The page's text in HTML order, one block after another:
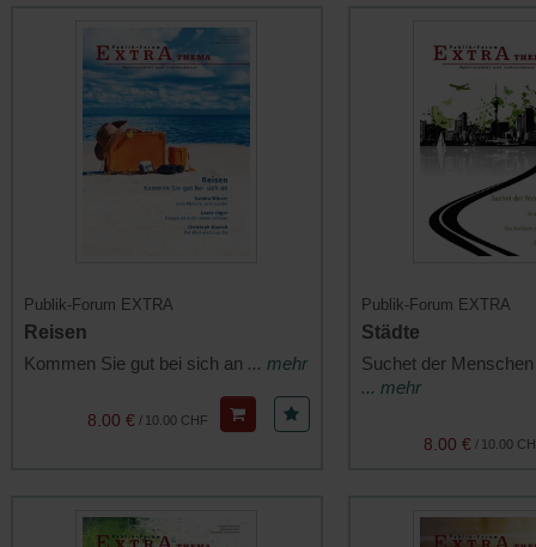
Publik-Forum EXTRA
Reisen
Kommen Sie gut bei sich an ... mehr
10.00 CHF
/
8.00 €
Publik-Forum EXTRA
Städte
Suchet der
... mehr
10.00
/
8.00 €